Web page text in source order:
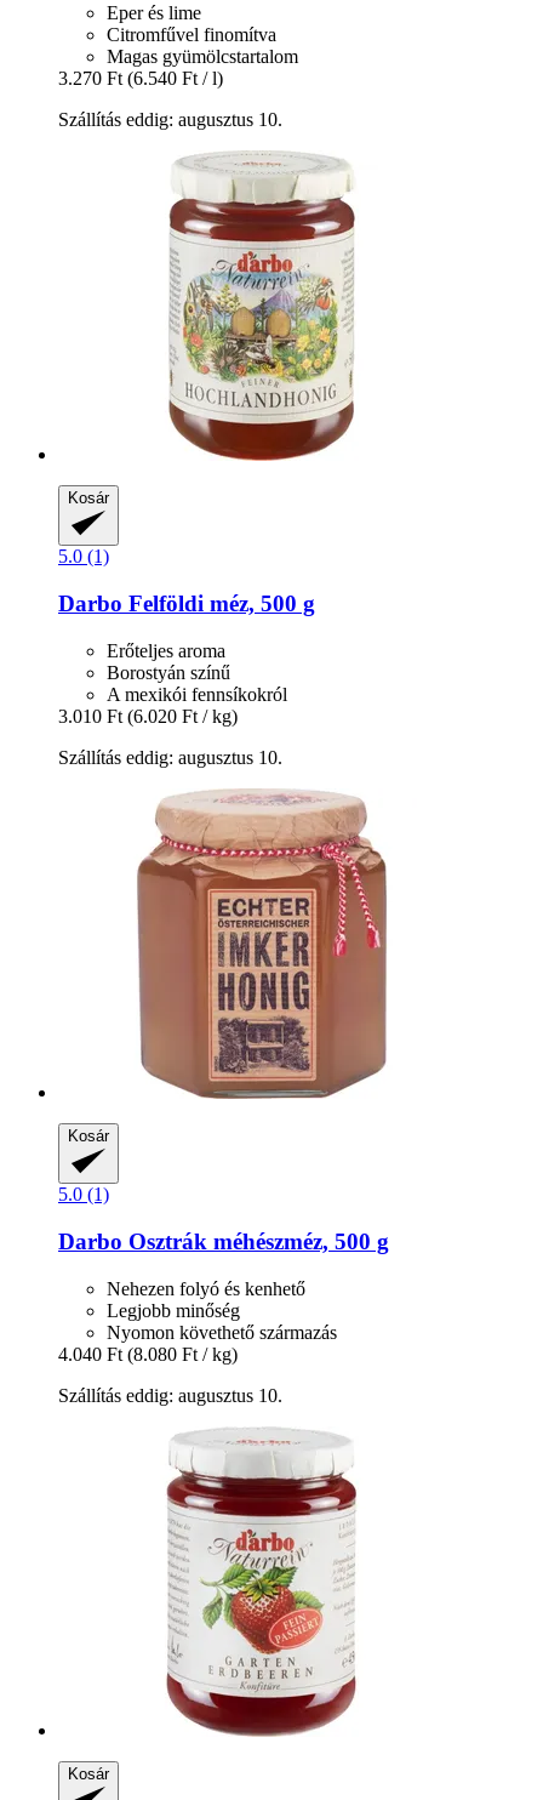
Eper és lime
Citromfűvel finomítva
Magas gyümölcstartalom
3.270 Ft (6.540 Ft / l)
Szállítás eddig: augusztus 10.
Kosár
5.0 (1)
Darbo Felföldi méz, 500 g
Erőteljes aroma
Borostyán színű
A mexikói fennsíkokról
3.010 Ft (6.020 Ft / kg)
Szállítás eddig: augusztus 10.
Kosár
5.0 (1)
Darbo Osztrák méhészméz, 500 g
Nehezen folyó és kenhető
Legjobb minőség
Nyomon követhető származás
4.040 Ft (8.080 Ft / kg)
Szállítás eddig: augusztus 10.
Kosár